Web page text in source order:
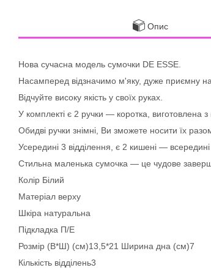
Опис
Нова сучасна модель сумочки DE ESSE.
Насамперед відзначимо м'яку, дуже приємну на
Відчуйте високу якість у своїх руках.
У комплекті є 2 ручки — коротка, виготовлена з
Обидві ручки знімні, Ви зможете носити їх
Усередині 3 відділення, є 2 кишені — всередині
Стильна маленька сумочка — це чудове
Колір Білий
Матеріал верху
Шкіра натуральна
Підкладка П/Е
Розмір (В*Ш) (см)13,5*21 Ширина дна (см)7
Кількість відділень3